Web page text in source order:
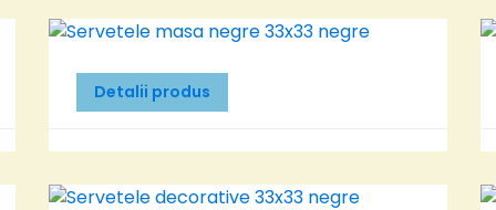
Detalii produs